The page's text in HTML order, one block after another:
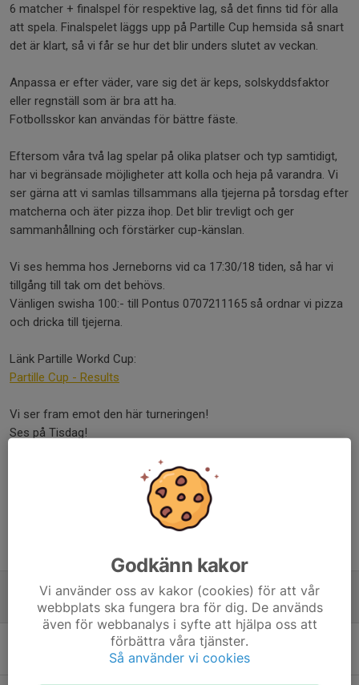
6 matcher + finalspel för respektive lag, så det finns tid för alla
att spela. Finalspelet läggs upp på Partille Cup hemsida så snart
det är klart, så vi får se hur det blir unders slutet av veckan.
Anpassa er efter väder, vare sig det är keps, solskyddsfaktor
eller regnställ som är bra att ha.
Fotbollsskor kan användas för bättre fäste.
Eftersom våra två lag spelar på olika platser och typ samtidigt,
har vi begränsade möjligheter att kolla och heja på varandra. Vi
ser gärna att vi samlas tillsammans alla tjejerna på torsdag efter
matcherna och äter pizza ihop. Det blir trevligt och ger
sammanhållning och förstärker cup-känslan.
Vi ses hemma hos Jerneborns vid ca 17:30/18 tiden, så har vi
tillgång till tak om det behövs.
Vänligen swisha 100:- till Pontus 0707211165 så ordnar vi pizza
och dricka till tjejerna.
Länk Partille Workd Cup:
Partille Cup - Results
Vi ser fram emot den här turneringen!
Ses på Tisdag!
Info Partille Cup -26 F10F
24 jun, 21:08 0
Info: Junicupen - Uddevalla: 5/6-7/6 -26
23 maj, 13:10 0
Godkänn kakor
Vi använder oss av kakor (cookies) för att vår
webbplats ska fungera bra för dig. De används
även för webbanalys i syfte att hjälpa oss att
förbättra våra tjänster.
Så använder vi cookies